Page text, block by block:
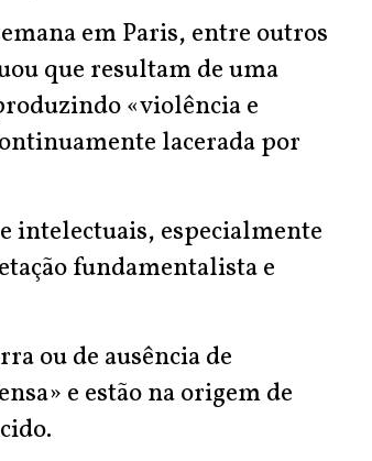
em Paris, entre outros
que resultam de uma
«violência e
lacerada por
intelectuais, especialmente
fundamentalista e
ou de ausência de
e estão na origem de